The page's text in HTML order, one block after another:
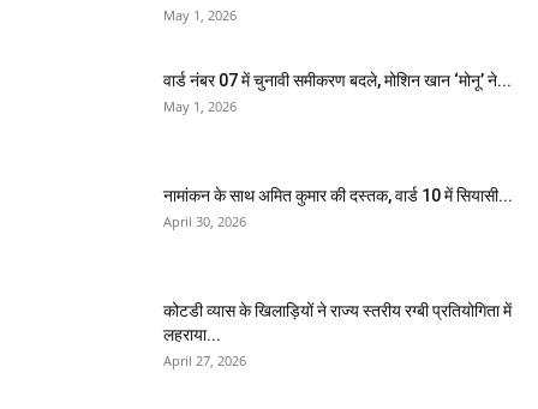
May 1, 2026
वार्ड नंबर 07 में चुनावी समीकरण बदले, मोशिन खान ‘मोनू’ ने...
May 1, 2026
नामांकन के साथ अमित कुमार की दस्तक, वार्ड 10 में सियासी...
April 30, 2026
कोटडी व्यास के खिलाड़ियों ने राज्य स्तरीय रग्बी प्रतियोगिता में
लहराया...
April 27, 2026